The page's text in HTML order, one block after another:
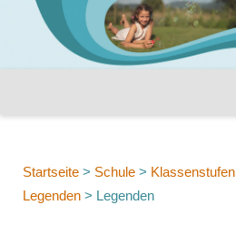
Startseite > Schule > Klassenstufen
Legenden > Legenden